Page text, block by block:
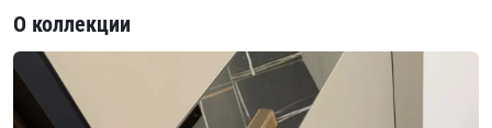
О коллекции